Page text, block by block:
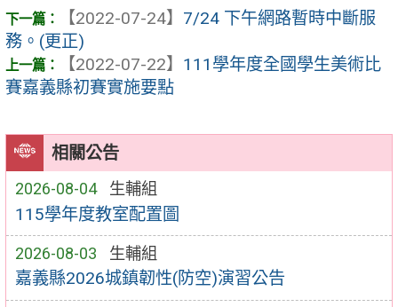
相關公告
2026-08-04 生輔組
115學年度教室配置圖
2026-08-03 生輔組
嘉義縣2026城鎮韌性(防空)演習公告
【2022-07-24】 7/24 下午網路暫時中斷服
務。(更正)
【2022-07-22】 111學年度全國學生美術比
賽嘉義縣初賽實施要點